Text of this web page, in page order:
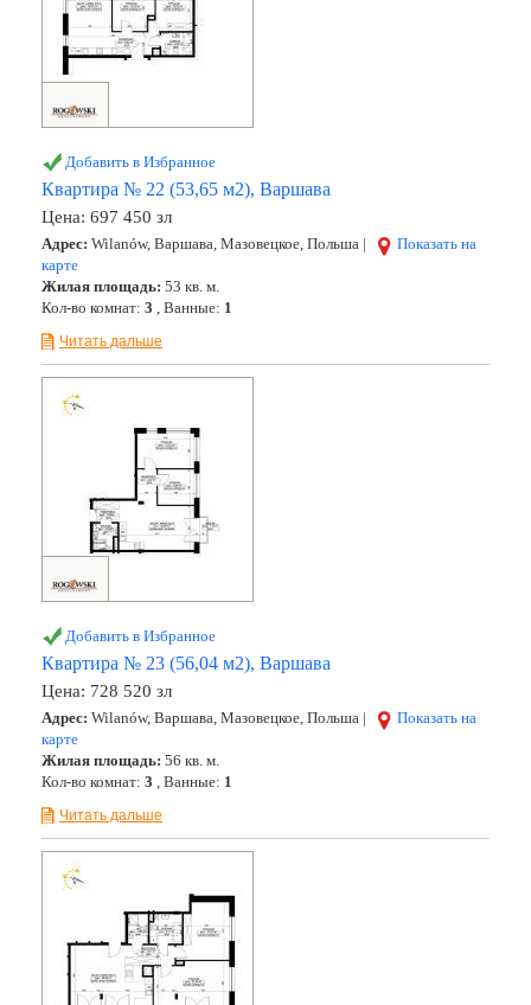
Добавить в Избранное
Квартира № 22 (53,65 м2), Варшава
Цена: 697 450 зл
Адрес: Wilanów, Варшава, Мазовецкое, Польша |
Показать на
карте
Жилая площадь: 53 кв. м.
Кол-во комнат: 3 , Ванные: 1
Читать дальше
Добавить в Избранное
Квартира № 23 (56,04 м2), Варшава
Цена: 728 520 зл
Адрес: Wilanów, Варшава, Мазовецкое, Польша |
Показать на
карте
Жилая площадь: 56 кв. м.
Кол-во комнат: 3 , Ванные: 1
Читать дальше